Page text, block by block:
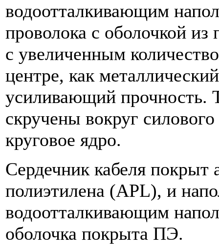
водоотталкивающим
проволока с оболочкой из
с увеличенным
центре, как
усиливающий прочность.
скручены вокруг
круговое ядро.
Сердечник кабеля
полиэтилена (APL), и
водоотталкивающим
оболочка покрыта ПЭ.